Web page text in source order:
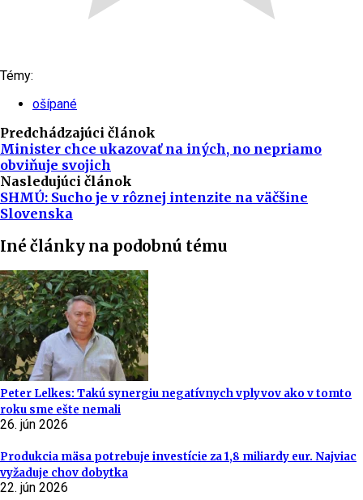
Témy:
ošípané
Predchádzajúci článok
Minister chce ukazovať na iných, no nepriamo
obviňuje svojich
Nasledujúci článok
SHMÚ: Sucho je v rôznej intenzite na väčšine
Slovenska
Iné články na podobnú tému
Peter Lelkes: Takú synergiu negatívnych vplyvov ako v tomto
roku sme ešte nemali
26. jún 2026
Produkcia mäsa potrebuje investície za 1,8 miliardy eur. Najviac
vyžaduje chov dobytka
22. jún 2026